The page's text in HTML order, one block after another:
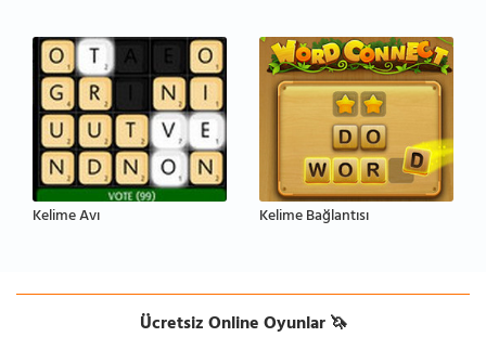
Kelime Avı Kelime Bağlantısı
Ücretsiz Online Oyunlar 🦄